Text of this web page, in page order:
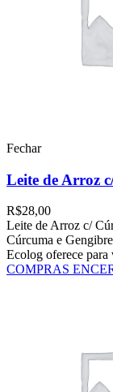
Fechar
Leite de Arroz
R$28,00
Leite de Arroz c/
Cúrcuma e
Ecolog oferece para
COMPRAS